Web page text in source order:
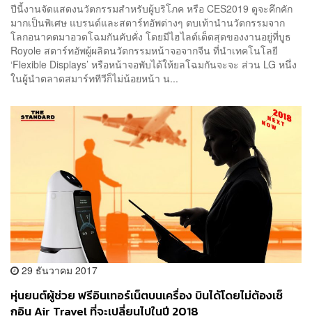
ปีนี้งานจัดแสดงนวัตกรรมสำหรับผู้บริโภค หรือ CES2019 ดูจะคึกคัก
มากเป็นพิเศษ แบรนด์และสตาร์ทอัพต่างๆ ตบเท้านำนวัตกรรมจาก
โลกอนาคตมาอวดโฉมกันคับคั่ง โดยมีไฮไลต์เด็ดสุดของงานอยู่ที่บูธ
Royole สตาร์ทอัพผู้ผลิตนวัตกรรมหน้าจอจากจีน ที่นำเทคโนโลยี
‘Flexible Displays’ หรือหน้าจอพับได้ให้ยลโฉมกันจะจะ ส่วน LG หนึ่ง
ในผู้นำตลาดสมาร์ททีวีก็ไม่น้อยหน้า น...
29 ธันวาคม 2017
หุ่นยนต์ผู้ช่วย ฟรีอินเทอร์เน็ตบนเครื่อง บินได้โดยไม่ต้องเช็
กอิน Air Travel ที่จะเปลี่ยนไปในปี 2018